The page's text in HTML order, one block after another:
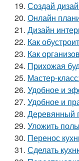
19. Создай
20. Онлайн
21. Дизайн
22. Как
23. Как
24. Прихожая
25. Мастер-
26. Удобное и
27. Удобное и
28. Деревянный
29. Уложить
30. Перенос
31. Сделать